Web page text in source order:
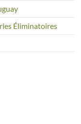
Éliminatoires